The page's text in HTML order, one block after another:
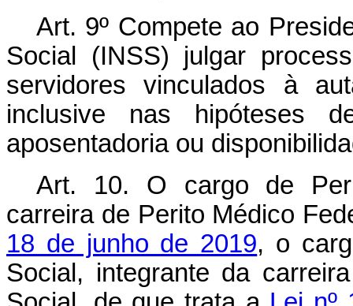
Art. 9º Compete ao
Social (INSS) julgar
servidores vinculados à
inclusive nas hipóteses
aposentadoria ou
Art. 10.
O cargo de
carreira de Perito Médico
18 de junho de 2019, o
Social, integrante da